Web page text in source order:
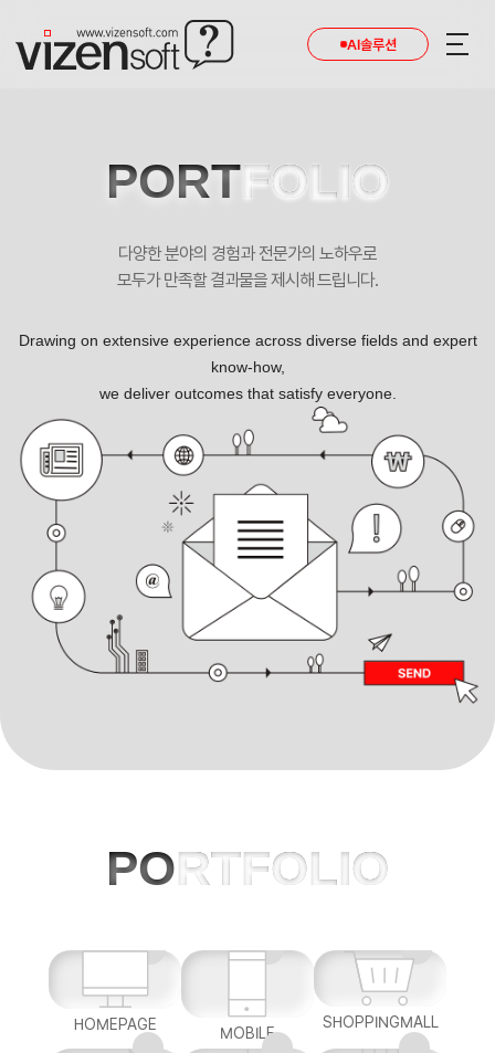
AI솔루션
아이엘투어 포트폴리오
PORTFOLIO
다양한 분야의 경험과 전문가의 노하우로
모두가 만족할 결과물을 제시해 드립니다.
Drawing on extensive experience across diverse fields and expert
know-how,
we deliver outcomes that satisfy everyone.
PORTFOLIO
HOMEPAGE MOBILE
SHOPPINGMALL